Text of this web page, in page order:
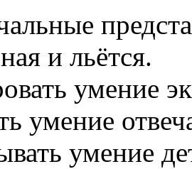
и льётся.
умение
умение
умение